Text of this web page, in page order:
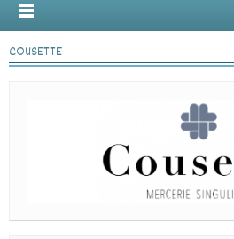
COUSETTE